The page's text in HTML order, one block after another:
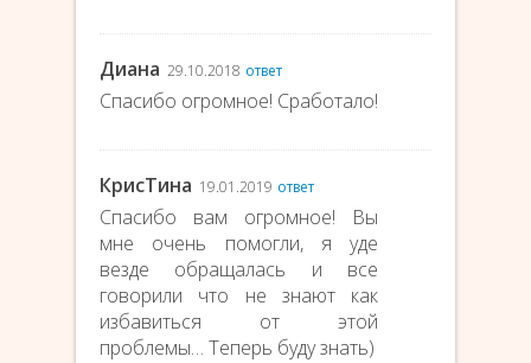
Диана 29.10.2018 ответ
Спасибо огромное! Сработало!
КрисТина 19.01.2019 ответ
Спасибо вам огромное! Вы
мне очень помогли, я уде
везде обращалась и все
говорили что не знают как
избавиться от этой
проблемы… Теперь буду знать)